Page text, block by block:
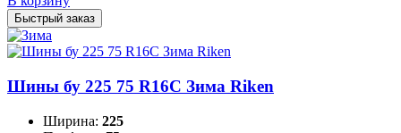
Быстрый заказ
Шины бу 225 75 R16C Зима Riken
Ширина: 225